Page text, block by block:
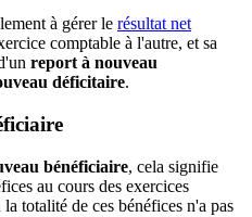
à gérer le résultat net
comptable à l'autre, et sa
report à nouveau
déficitaire.
bénéficiaire, cela signifie
au cours des exercices
totalité de ces bénéfices n'a pas